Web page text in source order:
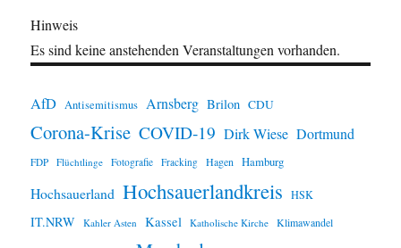
Hinweis
Es sind keine anstehenden Veranstaltungen vorhanden.
AfD Antisemitismus Arnsberg Brilon CDU
Corona-Krise COVID-19 Dirk Wiese Dortmund
FDP Flüchtlinge Fotografie Fracking Hagen Hamburg
Hochsauerland Hochsauerlandkreis HSK
IT.NRW Kahler Asten Kassel Katholische Kirche Klimawandel